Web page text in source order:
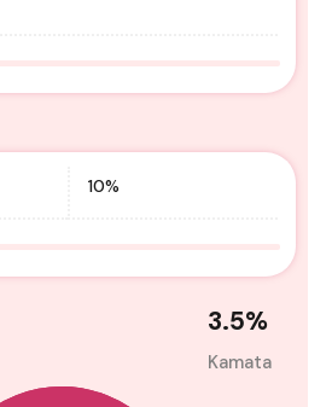
3.5%
Kamata